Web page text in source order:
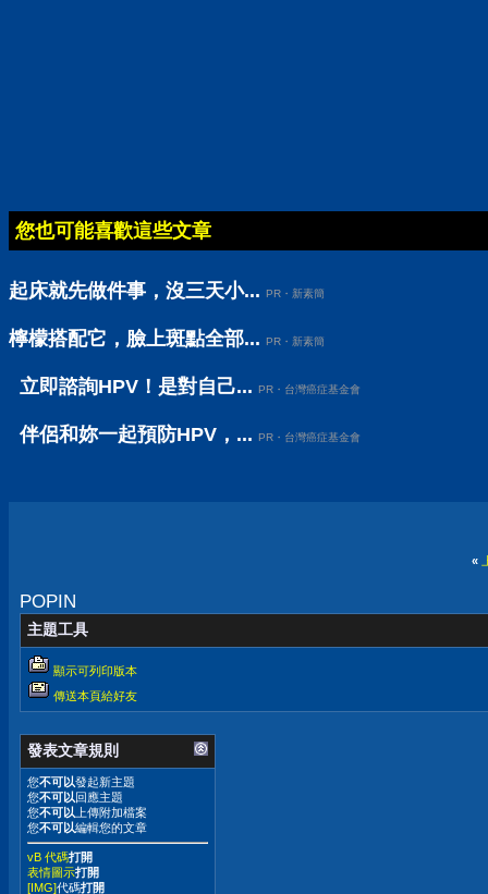
您也可能喜歡這些文章
起床就先做件事，沒三天小... PR・新素簡
檸檬搭配它，臉上斑點全部... PR・新素簡
立即諮詢HPV！是對自己... PR・台灣癌症基金會
伴侶和妳一起預防HPV，... PR・台灣癌症基金會
«
POPIN
主題工具
顯示可列印版本
傳送本頁給好友
發表文章規則
您不可以發起新主題
您不可以回應主題
您不可以 上傳附加檔案
您不可以編輯您的文章
vB 代碼打開
表情圖示打開
[IMG]代碼打開